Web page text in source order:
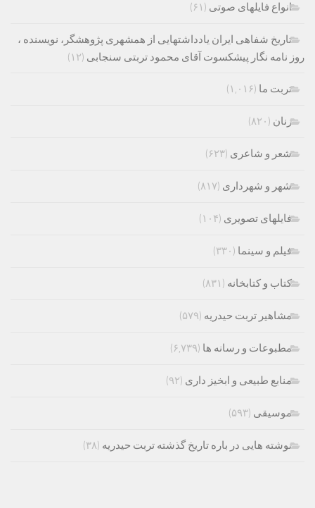
انواع فایلهای صوتی (۶۱)
تاریخ شفاهی ایران یادداشتهایی از همشهری پژوهشگر، نویسنده ،
روز نامه نگار پیشکسوت آقای محمود تربتی سنجابی (۱۲)
تربت ما (۱,۰۱۶)
زنان (۸۲۰)
شعر و شاعری (۶۲۳)
شهر و شهرداری (۸۱۷)
فایلهای تصویری (۱۰۴)
فیلم و سینما (۳۳۰)
کتاب و کتابخانه (۸۳۱)
مشاهیر تربت حیدریه (۵۷۹)
مطبوعات و رسانه ها (۶,۷۳۹)
منابع طبیعی و ابخیز داری (۹۲)
موسیقی (۵۹۳)
نوشته هایی در باره تاریخ گذشته تربت حیدریه (۳۸)